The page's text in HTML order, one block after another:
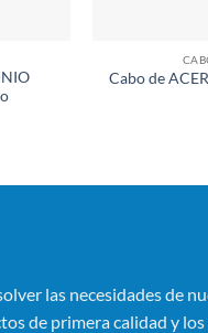
Cabo de
las necesidades de
de primera calidad y